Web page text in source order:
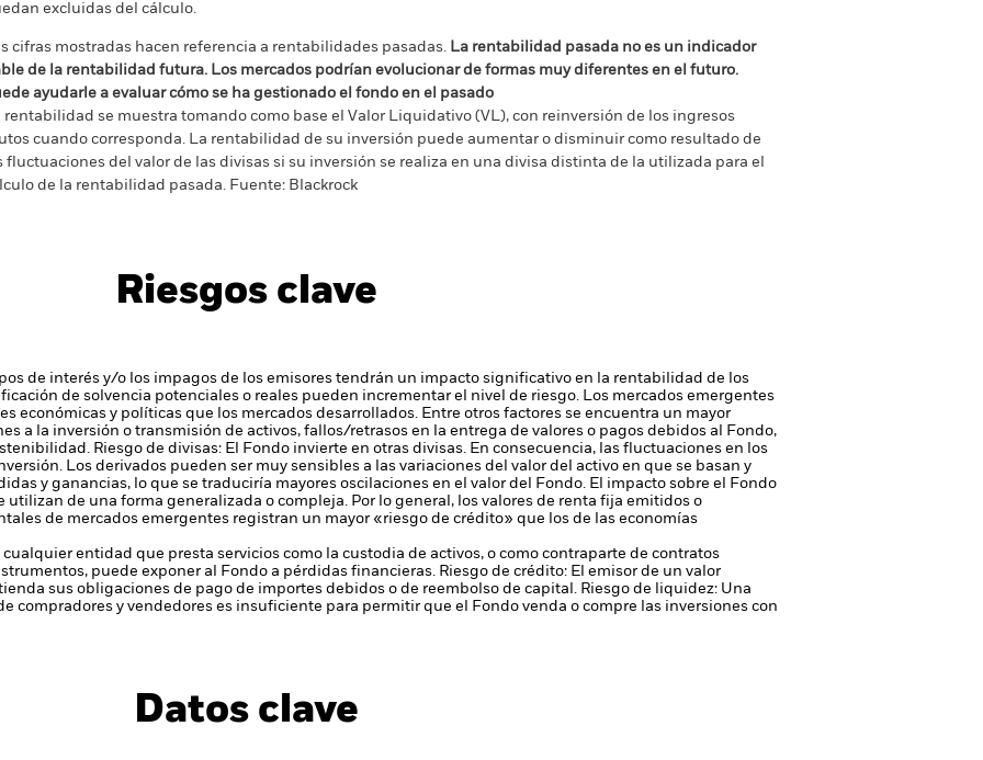
excluidas del cálculo.
cifras mostradas hacen referencia a rentabilidades pasadas. La rentabilidad pasada no es un indicador
de la rentabilidad futura. Los mercados podrían evolucionar de formas muy diferentes en el futuro.
ayudarle a evaluar cómo se ha gestionado el fondo en el pasado
rentabilidad se muestra tomando como base el Valor Liquidativo (VL), con reinversión de los ingresos
cuando corresponda. La rentabilidad de su inversión puede aumentar o disminuir como resultado de
fluctuaciones del valor de las divisas si su inversión se realiza en una divisa distinta de la utilizada para el
de la rentabilidad pasada. Fuente: Blackrock
Riesgos clave
de interés y/o los impagos de los emisores tendrán un impacto significativo en la rentabilidad de los
de solvencia potenciales o reales pueden incrementar el nivel de riesgo. Los mercados emergentes
económicas y políticas que los mercados desarrollados. Entre otros factores se encuentra un mayor
a la inversión o transmisión de activos, fallos/retrasos en la entrega de valores o pagos debidos al Fondo,
Riesgo de divisas: El Fondo invierte en otras divisas. En consecuencia, las fluctuaciones en los
Los derivados pueden ser muy sensibles a las variaciones del valor del activo en que se basan y
y ganancias, lo que se traduciría mayores oscilaciones en el valor del Fondo. El impacto sobre el Fondo
utilizan de una forma generalizada o compleja. Por lo general, los valores de renta fija emitidos o
de mercados emergentes registran un mayor «riesgo de crédito» que los de las economías
entidad que presta servicios como la custodia de activos, o como contraparte de contratos
puede exponer al Fondo a pérdidas financieras. Riesgo de crédito: El emisor de un valor
sus obligaciones de pago de importes debidos o de reembolso de capital. Riesgo de liquidez: Una
compradores y vendedores es insuficiente para permitir que el Fondo venda o compre las inversiones con
Datos clave